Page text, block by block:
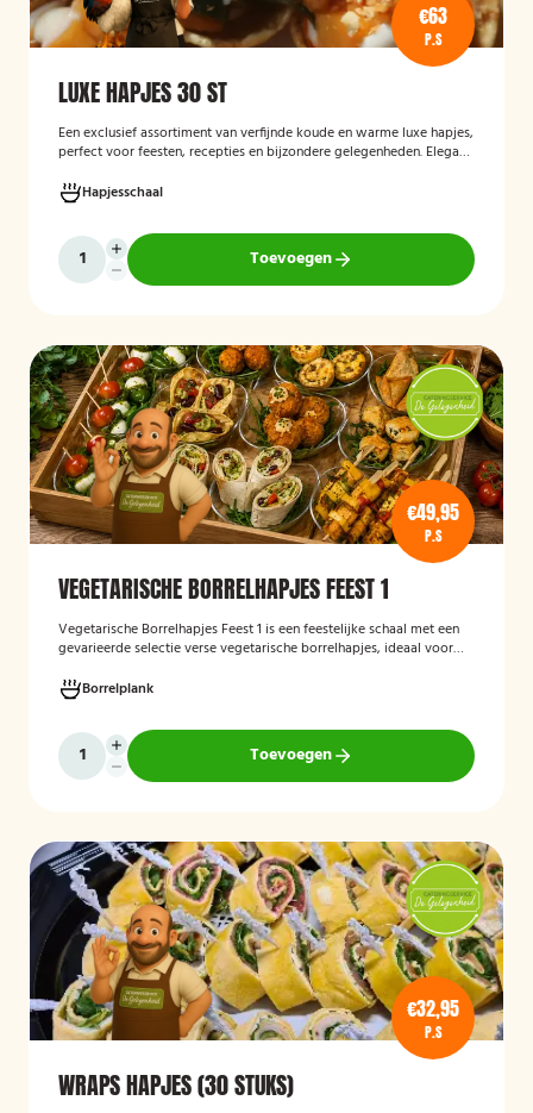
€63
P.S
LUXE HAPJES 30 ST
Een exclusief assortiment van verfijnde koude en warme luxe hapjes,
perfect voor feesten, recepties en bijzondere gelegenheden. Elegant
garnituren.
Hapjesschaal
Toevoegen
€49,95
P.S
VEGETARISCHE BORRELHAPJES FEEST 1
Vegetarische Borrelhapjes Feest 1 is een feestelijke schaal met een
gevarieerde selectie verse vegetarische borrelhapjes, ideaal voor
vers bereid en verzorgd gepresenteerd, zodat gasten kunnen
genieten van een smaakvolle en volledig vegetarische
borrelervaring.
Borrelplank
Toevoegen
€32,95
P.S
WRAPS HAPJES (30 STUKS)